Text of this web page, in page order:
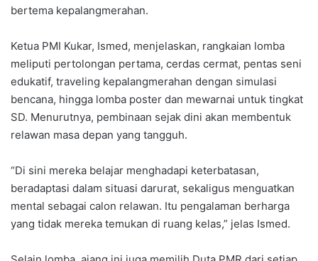
bertema kepalangmerahan.
Ketua PMI Kukar, Ismed, menjelaskan, rangkaian lomba
meliputi pertolongan pertama, cerdas cermat, pentas seni
edukatif, traveling kepalangmerahan dengan simulasi
bencana, hingga lomba poster dan mewarnai untuk tingkat
SD. Menurutnya, pembinaan sejak dini akan membentuk
relawan masa depan yang tangguh.
“Di sini mereka belajar menghadapi keterbatasan,
beradaptasi dalam situasi darurat, sekaligus menguatkan
mental sebagai calon relawan. Itu pengalaman berharga
yang tidak mereka temukan di ruang kelas,” jelas Ismed.